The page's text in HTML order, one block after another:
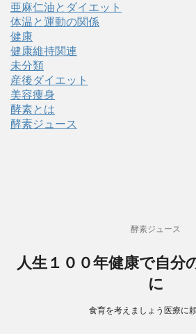
亜麻仁油とダイエット
体温と運動の関係
健康
健康維持関連
未分類
産後ダイエット
美容痩身
酵素とは
酵素ジュース
酵素ジュース
人生１００年健康で自分
に
食育を考えましょう医療に